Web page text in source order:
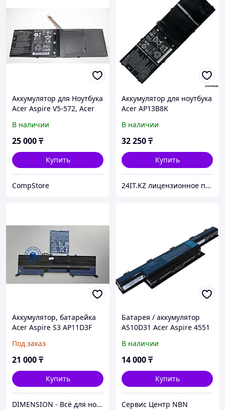
Аккумулятор для Ноутбука
Acer Aspire V5-572, Acer
В наличии
25 000₸
Купить
CompStore
Аккумулятор для ноутбука
Acer AP13B8K
В наличии
32 250₸
Купить
24IT.KZ лицензионное программное обеспечение и комплектующие для ноутбуков
Аккумулятор, батарейка
Acer Aspire S3 AP11D3F
Под заказ
21 000₸
Купить
DIMENSION - Всё для ноутбука!
Батарея / аккумулятор
AS10D31 Acer Aspire 4551
В наличии
14 000₸
Купить
Сервис Центр NBN